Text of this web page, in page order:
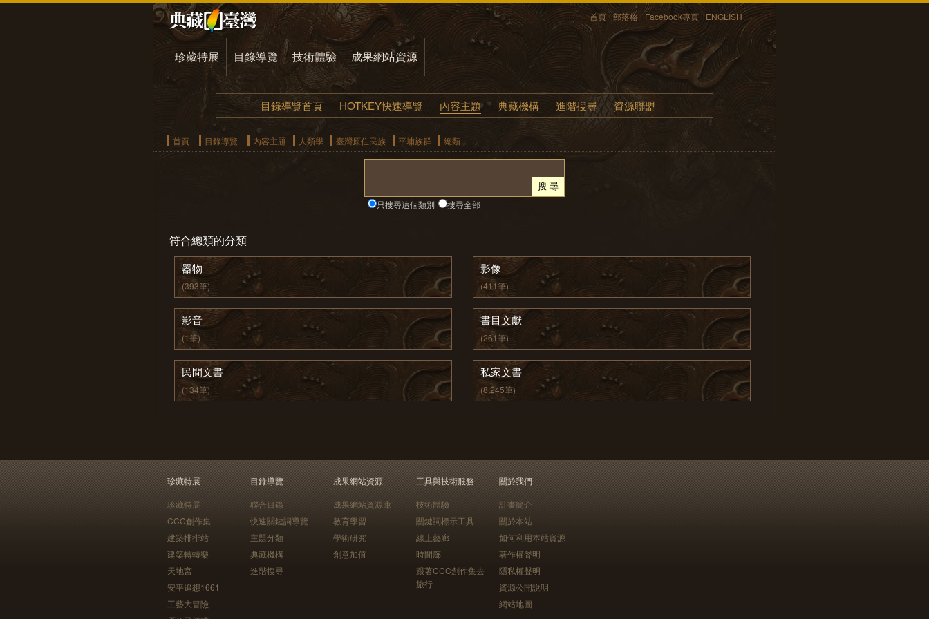
首頁 部落格 Facebook專頁 ENGLISH
珍藏特展 目錄導覽 技術體驗 成果網站資源
目錄導覽首頁 HOTKEY快速導覽 內容主題 典藏機構 進階搜尋 資源聯盟
首頁 目錄導覽 內容主題 人類學 臺灣原住民族 平埔族群 總類
只搜尋這個類別 搜尋全部
符合總類的分類
器物
(393筆)
影像
(411筆)
影音
(1筆)
書目文獻
(261筆)
民間文書
(134筆)
私家文書
(8,245筆)
珍藏特展
珍藏特展
CCC創作集
建築排排站
建築轉轉樂
天地宮
安平追想1661
工藝大冒險
目錄導覽
聯合目錄
快速關鍵詞導覽
主題分類
典藏機構
進階搜尋
成果網站資源
成果網站資源庫
教育學習
學術研究
創意加值
工具與技術服務
技術體驗
關鍵詞標示工具
線上藝廊
時間廊
跟著CCC創作集去
旅行
關於我們
計畫簡介
關於本站
如何利用本站資源
著作權聲明
隱私權聲明
資源公開說明
網站地圖